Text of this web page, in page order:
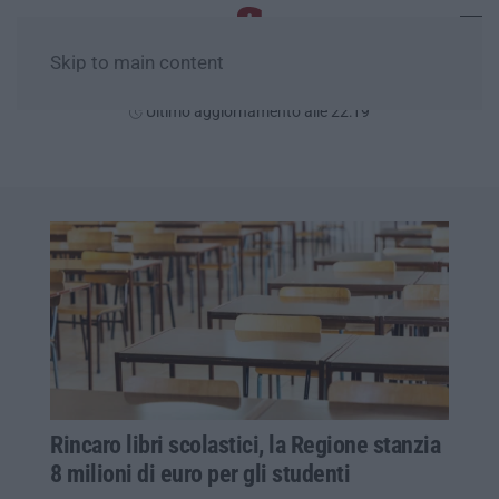
Skip to main content
Ultimo aggiornamento alle 22:19
Rincaro libri scolastici, la Regione stanzia
8 milioni di euro per gli studenti